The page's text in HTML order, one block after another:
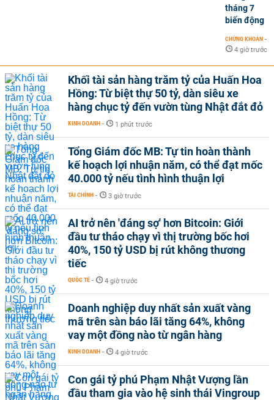
tháng 7
biến động
CHỨNG KHOÁN -
4 giờ trước
Khối tài sản hàng trăm tỷ của Huấn Hoa
Hồng: Từ biệt thự 50 tỷ, dàn siêu xe
hàng chục tỷ đến vườn tùng Nhật đắt đỏ
KINH DOANH - 1 phút trước
Tổng Giám đốc MB: Tự tin hoàn thành
kế hoạch lợi nhuận năm, có thể đạt mốc
40.000 tỷ nếu tình hình thuận lợi
TÀI CHÍNH - 3 giờ trước
AI trở nên 'đáng sợ' hơn Bitcoin: Giới
đầu tư tháo chạy vì thị trường bốc hơi
40%, 150 tỷ USD bị rút không thương
tiếc
QUỐC TẾ - 4 giờ trước
Doanh nghiệp duy nhất sản xuất vàng
mã trên sàn báo lãi tăng 64%, không
vay một đồng nào từ ngân hàng
KINH DOANH - 4 giờ trước
Con gái tỷ phú Phạm Nhật Vượng lần
đầu tham gia vào hệ sinh thái Vingroup